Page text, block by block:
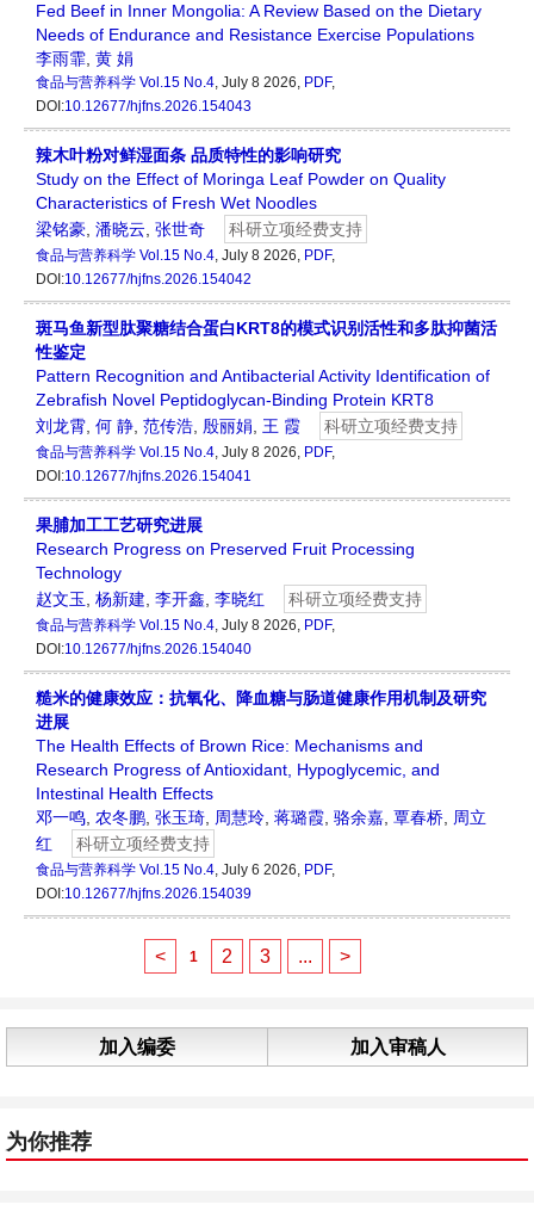
Fed Beef in Inner Mongolia: A Review Based on the Dietary
Needs of Endurance and Resistance Exercise Populations
李雨霏 黄 娟
食品与营养科学 Vol.15 No.4, July 8 2026, PDF,
DOI:10.12677/hjfns.2026.154043
辣木叶粉对鲜湿面条 品质特性的影响研究
Study on the Effect of Moringa Leaf Powder on Quality
Characteristics of Fresh Wet Noodles
梁铭豪 潘晓云 张世奇 科研立项经费支持
食品与营养科学 Vol.15 No.4, July 8 2026, PDF,
DOI:10.12677/hjfns.2026.154042
斑马鱼新型肽聚糖结合蛋白KRT8的模式识别活性和多肽抑菌活
性鉴定
Pattern Recognition and Antibacterial Activity Identification of
Zebrafish Novel Peptidoglycan-Binding Protein KRT8
刘龙霄 何 静 范传浩 殷丽娟 王 霞 科研立项经费支持
食品与营养科学 Vol.15 No.4, July 8 2026, PDF,
DOI:10.12677/hjfns.2026.154041
果脯加工工艺研究进展
Research Progress on Preserved Fruit Processing
Technology
赵文玉
杨新建 李开鑫 李晓红 科研立项经费支持
食品与营养科学 Vol.15 No.4, July 8 2026, PDF,
DOI:10.12677/hjfns.2026.154040
糙米的健康效应：抗氧化、降血糖与肠道健康作用机制及研究
进展
The Health Effects of Brown Rice: Mechanisms and
Research Progress of Antioxidant, Hypoglycemic, and
Intestinal Health Effects
邓一鸣 农冬鹏 张玉琦 周慧玲 蒋璐霞 骆余嘉 覃春桥
周立
红
科研立项经费支持
食品与营养科学 Vol.15 No.4, July 6 2026, PDF,
DOI:10.12677/hjfns.2026.154039
< 1 2 3 ... >
加入编委 加入审稿人
为你推荐